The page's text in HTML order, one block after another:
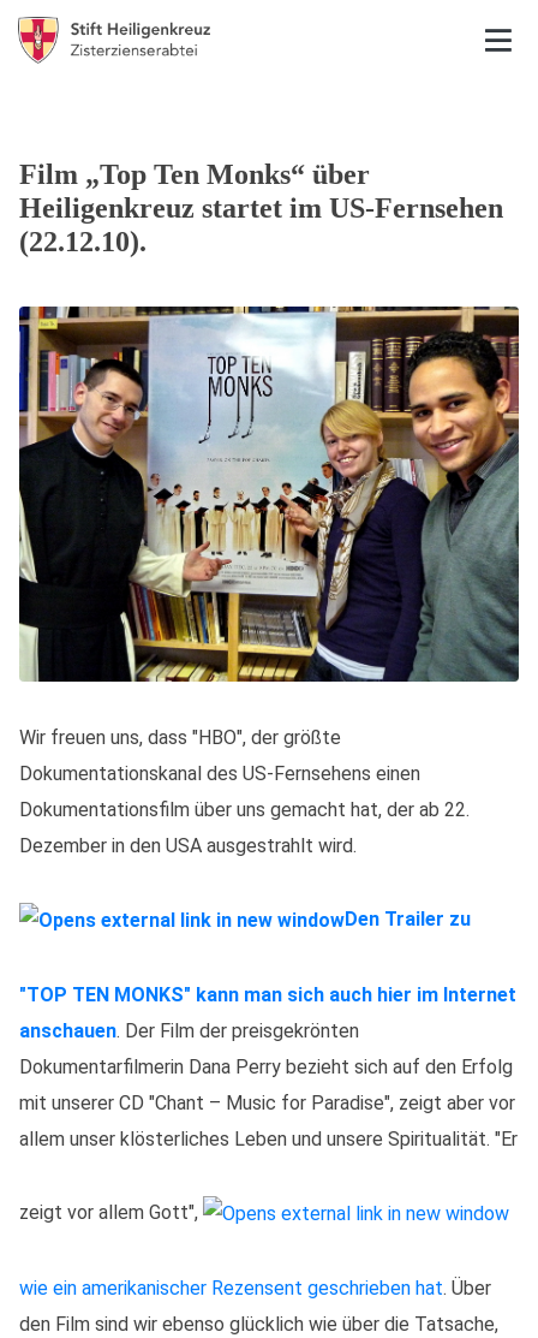
Film „Top Ten Monks“ über
Heiligenkreuz startet im US-Fernsehen
(22.12.10).
Wir freuen uns, dass "HBO", der größte
Dokumentationskanal des US-Fernsehens einen
Dokumentationsfilm über uns gemacht hat, der ab 22.
Dezember in den USA ausgestrahlt wird.
Den Trailer zu
"TOP TEN MONKS" kann man sich auch hier im Internet
anschauen. Der Film der preisgekrönten
Dokumentarfilmerin Dana Perry bezieht sich auf den Erfolg
mit unserer CD "Chant – Music for Paradise", zeigt aber vor
allem unser klösterliches Leben und unsere Spiritualität. "Er
zeigt vor allem Gott",
wie ein amerikanischer Rezensent geschrieben hat. Über
den Film sind wir ebenso glücklich wie über die Tatsache,